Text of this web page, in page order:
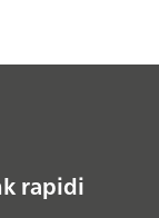
rapidi